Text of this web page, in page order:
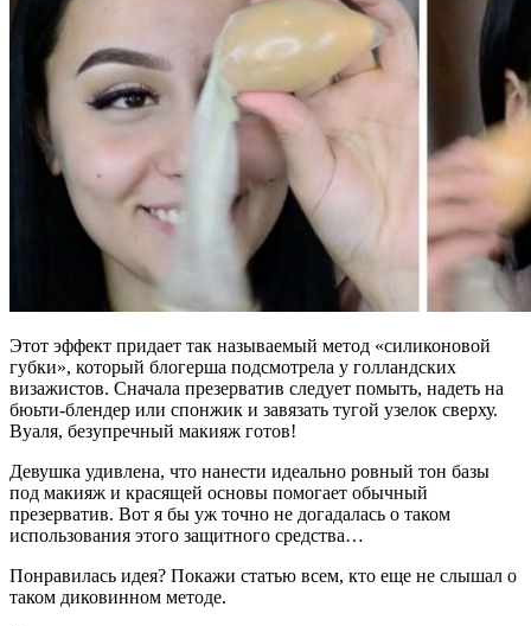
Этот эффект придает так называемый метод «силиконовой
губки», который блогерша подсмотрела у голландских
визажистов. Сначала презерватив следует помыть, надеть на
бюьти-блендер или спонжик и завязать тугой узелок сверху.
Вуаля, безупречный макияж готов!
Девушка удивлена, что нанести идеально ровный тон базы
под макияж и красящей основы помогает обычный
презерватив. Вот я бы уж точно не догадалась о таком
использования этого защитного средства…
Понравилась идея? Покажи статью всем, кто еще не слышал о
таком диковинном методе.